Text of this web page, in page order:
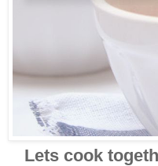
Lets cook